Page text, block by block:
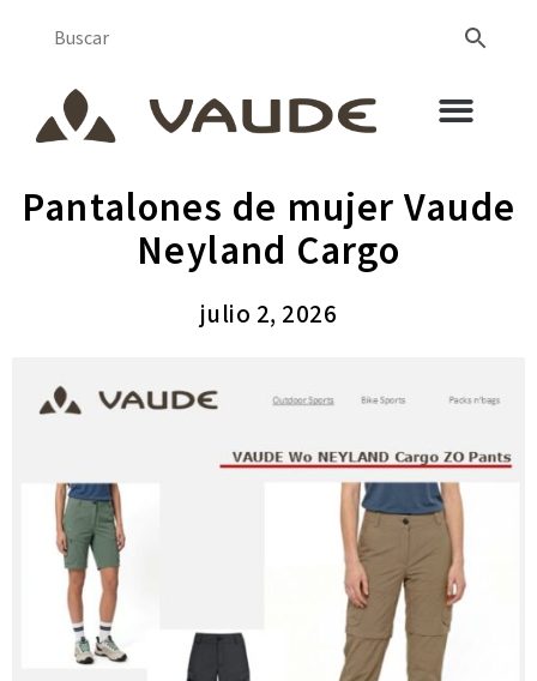
Pantalones de mujer Vaude
Neyland Cargo
julio 2, 2026